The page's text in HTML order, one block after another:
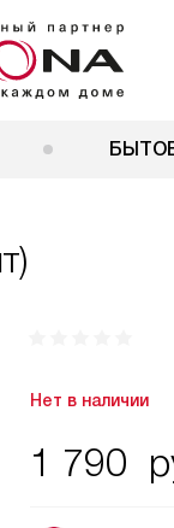
Нет в наличии
1 790